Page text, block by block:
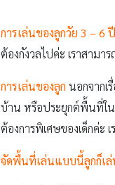
การเล่นของลูกวัย 3 – 6 ปี
ต้องกังวลไปค่ะ เราสามาร
การเล่นของลูก นอกจากเ
บ้าน หรือประยุกต์พื้นที่ใน
ต้องการพิเศษของเด็กค่ะ
จัดพื้นที่เล่นแบบนี้ลูกก็เล่